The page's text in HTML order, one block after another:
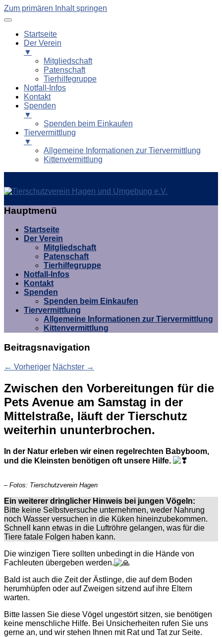
Zum primären Inhalt springen
Startseite
Der Verein
▼
Mitgliedschaft
Patenschaft
Tierhilfegruppe
Notfall-Infos
Kontakt
Spenden
▼
Spenden beim Einkaufen
Tiervermittlung
▼
Allgemeine Informationen zur Tiervermittlung
Kittenvermittlung
Tierschutzverein Hagen und
Umgebung e.V.
Hauptmenü
Startseite
Der Verein
Mitgliedschaft
Patenschaft
Tierhilfegruppe
Notfall-Infos
Kontakt
Spenden
Spenden beim Einkaufen
Tiervermittlung
Allgemeine Informationen zur Tiervermittlung
Kittenvermittlung
Beitragsnavigation
← Vorheriger Nächster →
Zwischen den Vorbereitungen für die
Pets Avenue am Samstag in der
Mittelstraße, läuft der Tierschutz
weiterhin ununterbrochen.
In der Natur erleben wir einen regelrechten Babyboom,
und die Kleinsten benötigen oft unsere Hilfe.
– Fotos: Tierschutzverein Hagen
Ein weiterer dringlicher Hinweis bei jungen Vögeln:
Bitte keine Selbstversuche unternehmen, weder Nahrung
noch Wasser versuchen in die Küken hineinzubekommen.
Schnell kann etwas in die Luftröhre gelangen, was für die
Tiere fatale Folgen haben kann.
Die winzigen Tiere sollten unbedingt in die Hände von
Fachleuten übergeben werden.
Bald ist auch die Zeit der Ästlinge, die auf dem Boden
herumhüpfen oder auf Zweigen sitzend auf ihre Eltern
warten.
Bitte lassen Sie diese Vögel ungestört sitzen, sie benötigen
keine menschliche Hilfe. Bei Unsicherheiten rufen Sie uns
gerne an, und wir stehen Ihnen mit Rat und Tat zur Seite.